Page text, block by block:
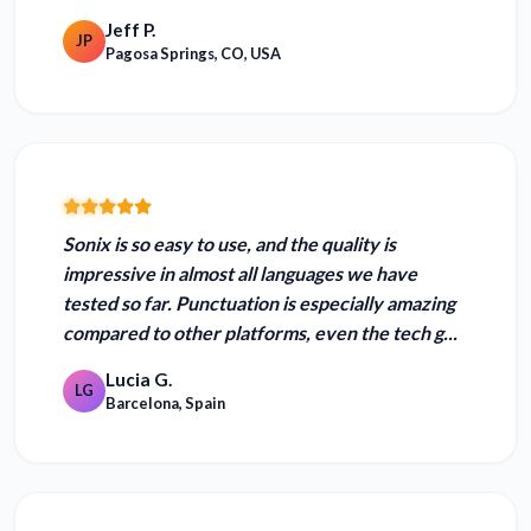
JP Jeff P.
Pagosa Springs, CO, USA
Sonix is so easy to use, and the quality is
impressive in almost all languages we have
tested so far. Punctuation is especiallyamazing
compared to other platforms, even the tech g...
LG Lucia G.
Barcelona, Spain